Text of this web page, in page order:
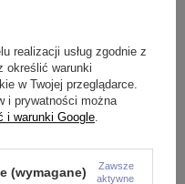
realizacji usług zgodnie z
określić warunki
w Twojej przeglądarce.
i prywatności można
i warunki Google.
(wymagane)
Zawsze
aktywne